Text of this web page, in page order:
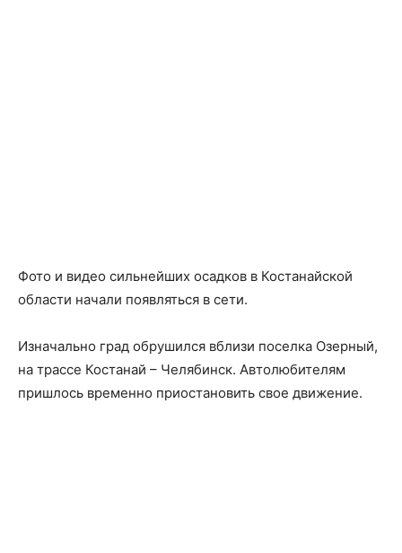
Фото и видео сильнейших осадков в Костанайской
области начали появляться в сети.
Изначально град обрушился вблизи поселка Озерный,
на трассе Костанай – Челябинск. Автолюбителям
пришлось временно приостановить свое движение.